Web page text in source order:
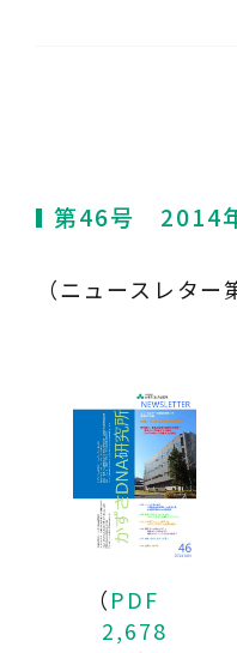
第46号 2014
（ニュースレター
（PDF
2,678